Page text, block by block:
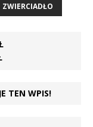
ZWIERCIADŁO
TEN WPIS!